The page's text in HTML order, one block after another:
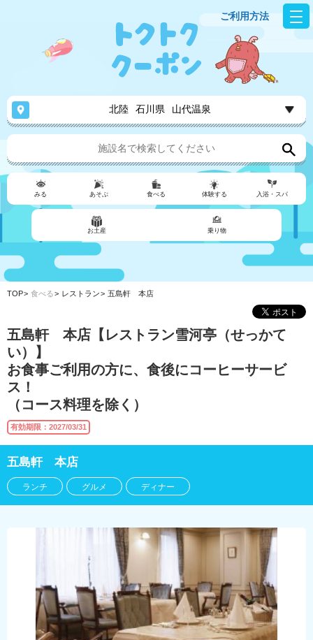
ご利用方法
北陸 石川県 山代温泉
みる あそぶ 食べる 体験する 入浴・スパ
お土産 乗り物
TOP 食べる レストラン 五島軒 本店
五島軒 本店【レストラン雪河亭（せっかて
い）】
お食事ご利用の方に、食後にコーヒーサービ
ス！
（コース料理を除く）
有効期限：2027/03/31
五島軒 本店
ランチ グルメ ディナー